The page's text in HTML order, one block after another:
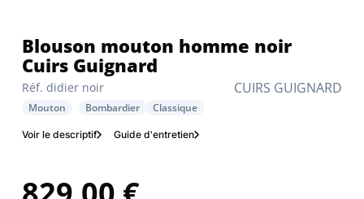
CUIRS GUIGNARD
Réf. didier noir
Blouson mouton homme noir
Cuirs Guignard
Mouton Bombardier Classique
Voir le descriptif Guide d'entretien